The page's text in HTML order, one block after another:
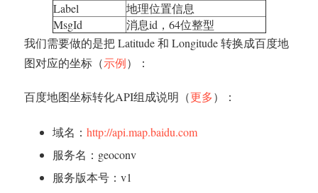
Label
地理位置信息
MsgId
消息id，64位整型
我们需要做的是把 Latitude 和 Longitude 转换成百度地
图对应的坐标（示例）：
百度地图坐标转化API组成说明（更多）：
域名： http://api.map.baidu.com
服务名：geoconv
服务版本号：v1